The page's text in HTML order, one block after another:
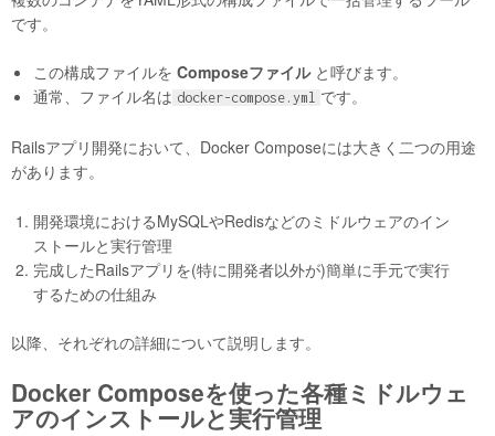
です。
この構成ファイルを Composeファイルと呼びます。
通常、ファイル名は docker-compose.yml です。
Railsアプリ開発において、Docker Composeには大きく二つの用途
があります。
開発環境におけるMySQLやRedisなどのミドルウェアのイン
ストールと実行管理
完成したRailsアプリを(特に開発者以外が)簡単に手元で実行
するための仕組み
以降、それぞれの詳細について説明します。
Docker Composeを使った各種ミドルウェ
アのインストールと実行管理